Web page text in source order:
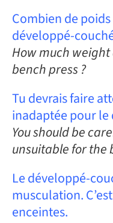
Combien de
développé-
How much
bench press ?
Tu devrais faire
inadaptée pour
You should be
unsuitable for the
Le développé-
musculation.
enceintes.